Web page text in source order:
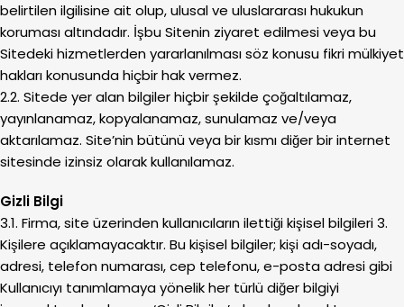
belirtilen ilgilisine ait olup, ulusal ve uluslararası hukukun
koruması altındadır. İşbu Sitenin ziyaret edilmesi veya bu
Sitedeki hizmetlerden yararlanılması söz konusu fikri mülkiyet
hakları konusunda hiçbir hak vermez.
2.2. Sitede yer alan bilgiler hiçbir şekilde çoğaltılamaz,
yayınlanamaz, kopyalanamaz, sunulamaz ve/veya
aktarılamaz. Site’nin bütünü veya bir kısmı diğer bir internet
sitesinde izinsiz olarak kullanılamaz.
Gizli Bilgi
3.1. Firma, site üzerinden kullanıcıların ilettiği kişisel bilgileri 3.
Kişilere açıklamayacaktır. Bu kişisel bilgiler; kişi adı-soyadı,
adresi, telefon numarası, cep telefonu, e-posta adresi gibi
Kullanıcıyı tanımlamaya yönelik her türlü diğer bilgiyi